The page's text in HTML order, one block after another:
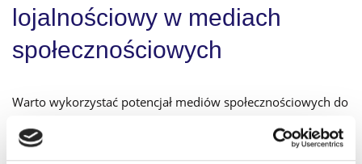
lojalnościowy w mediach
społecznościowych
Warto wykorzystać potencjał mediów społecznościowych do
promocji programu lojalnościowego Twojej marki.
Poinformuj o nim swoich fanów i zachęć ich do rejestracji